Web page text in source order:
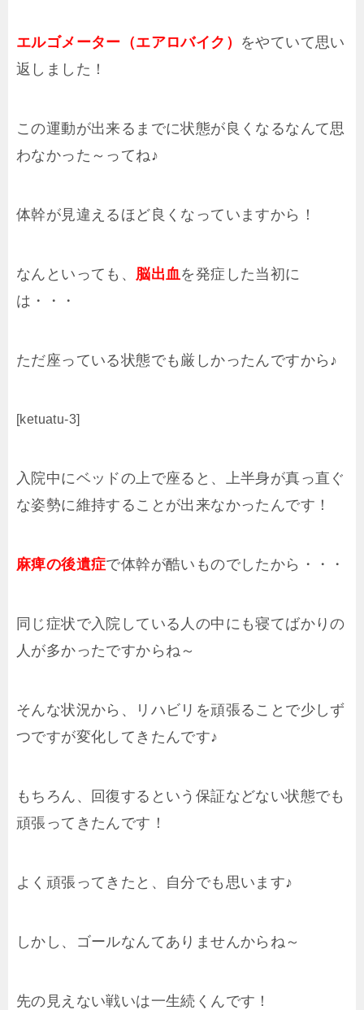
エルゴメーター（エアロバイク） をやていて思い
返しました！
この運動が出来るまでに状態が良くなるなんて思
わなかった～ってね♪
体幹が見違えるほど良くなっていますから！
なんといっても、 脳出血を発症した当初に
は・・・
ただ座っている状態でも厳しかったんですから♪
[ketuatu-3]
入院中にベッドの上で座ると、上半身が真っ直ぐ
な姿勢に維持することが出来なかったんです！
麻痺の後遺症で体幹が酷いものでしたから・・・
同じ症状で入院している人の中にも寝てばかりの
人が多かったですからね～
そんな状況から、リハビリを頑張ることで少しず
つですが変化してきたんです♪
もちろん、回復するという保証などない状態でも
頑張ってきたんです！
よく頑張ってきたと、自分でも思います♪
しかし、ゴールなんてありませんからね～
先の見えない戦いは一生続くんです！